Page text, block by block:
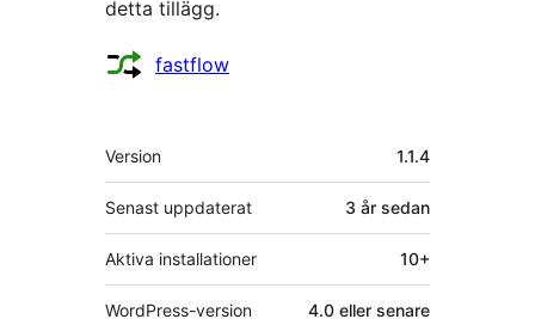
detta tillägg.
Bidragande
fastflow
Meta
Version 1.1.4
Senast uppdaterat 3 år sedan
Aktiva installationer 10+
WordPress-version 4.0 eller senare